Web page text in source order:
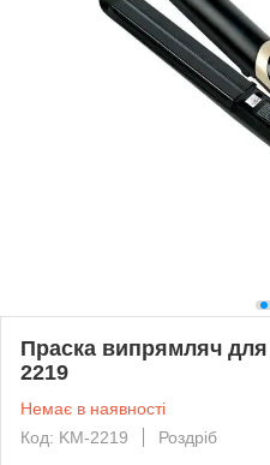
Праска випрямляч
2219
Немає в наявності
Код: KM-2219
Роздріб